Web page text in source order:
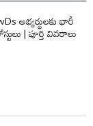
అభ్యర్థులకు భారీ
| పూర్తి వివరాలు